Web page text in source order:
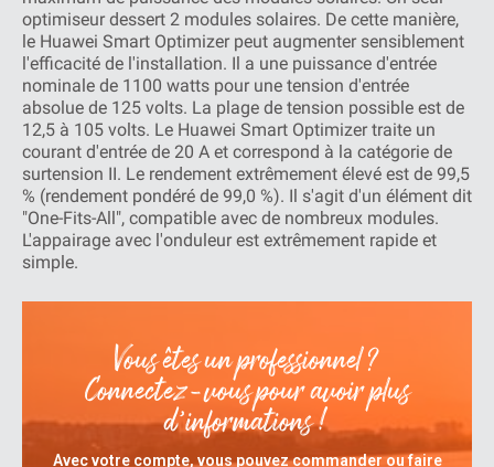
optimiseur dessert 2 modules solaires. De cette manière,
le Huawei Smart Optimizer peut augmenter sensiblement
l'efficacité de l'installation. Il a une puissance d'entrée
nominale de 1100 watts pour une tension d'entrée
absolue de 125 volts. La plage de tension possible est de
12,5 à 105 volts. Le Huawei Smart Optimizer traite un
courant d'entrée de 20 A et correspond à la catégorie de
surtension II. Le rendement extrêmement élevé est de 99,5
% (rendement pondéré de 99,0 %). Il s'agit d'un élément dit
"One-Fits-All", compatible avec de nombreux modules.
L'appairage avec l'onduleur est extrêmement rapide et
simple.
Vous êtes un professionnel ?
Connectez-vous pour avoir plus
d’informations !
Avec votre compte, vous pouvez commander ou faire